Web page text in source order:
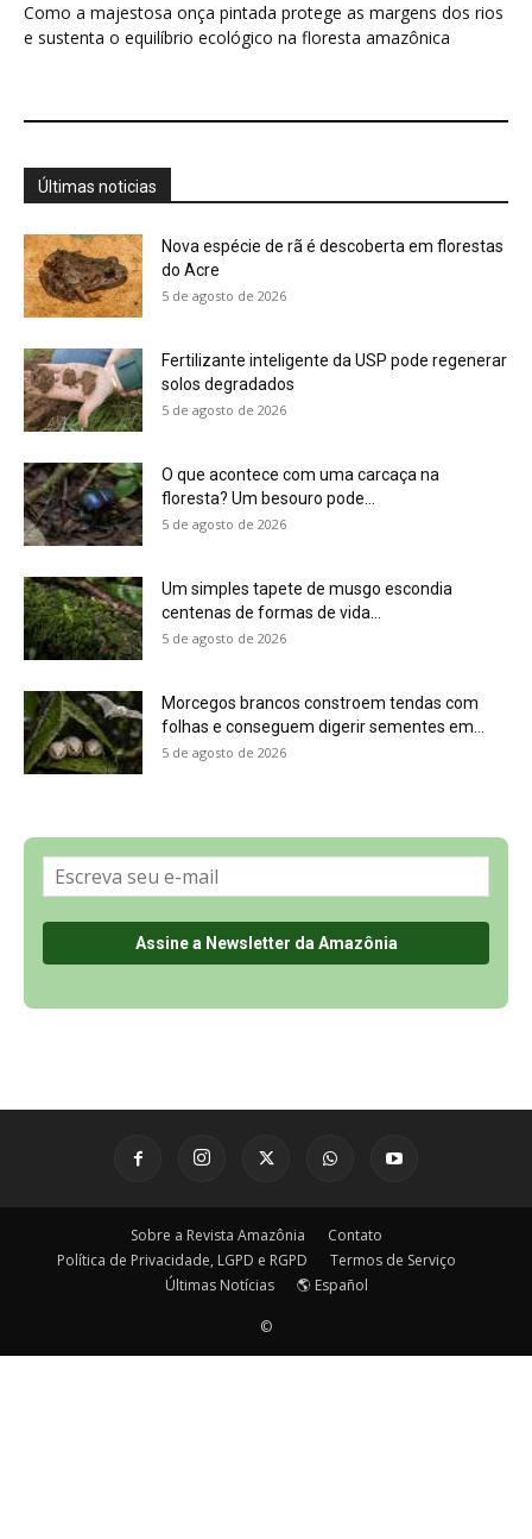
Como a majestosa onça pintada protege as margens dos rios
e sustenta o equilíbrio ecológico na floresta amazônica
Últimas noticias
Nova espécie de rã é descoberta em florestas
do Acre
5 de agosto de 2026
Fertilizante inteligente da USP pode regenerar
solos degradados
5 de agosto de 2026
O que acontece com uma carcaça na
floresta? Um besouro pode...
5 de agosto de 2026
Um simples tapete de musgo escondia
centenas de formas de vida...
5 de agosto de 2026
Morcegos brancos constroem tendas com
folhas e conseguem digerir sementes em...
5 de agosto de 2026
Sobre a Revista Amazônia
Contato
Política de Privacidade, LGPD e RGPD
Termos de Serviço
Últimas Notícias
🌎 Español
©